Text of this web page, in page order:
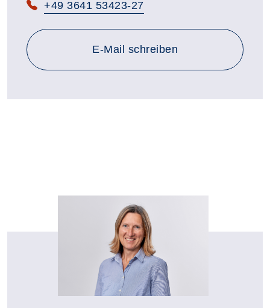
+49 3641 53423-27
E-Mail an baerbel.kloss@vhs-th.de
schreiben